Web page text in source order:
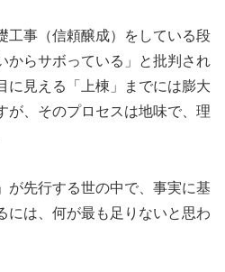
工事（信頼醸成）をしている段
からサボっている」と批判され
に見える「上棟」までには膨大
が、そのプロセスは地味で、理
が先行する世の中で、事実に基
には、何が最も足りないと思わ